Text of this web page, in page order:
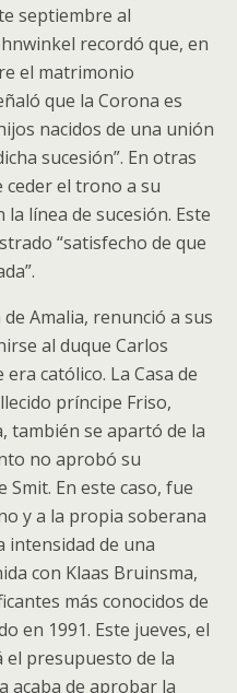
septiembre al
recordó que, en
el matrimonio
que la Corona es
nacidos de una unión
sucesión”. En otras
ceder el trono a su
línea de sucesión. Este
“satisfecho de que
Amalia, renunció a sus
al duque Carlos
católico. La Casa de
príncipe Friso,
también se apartó de la
no aprobó su
En este caso, fue
y a la propia soberana
intensidad de una
con Klaas Bruinsma,
más conocidos de
en 1991. Este jueves, el
presupuesto de la
acaba de aprobar la